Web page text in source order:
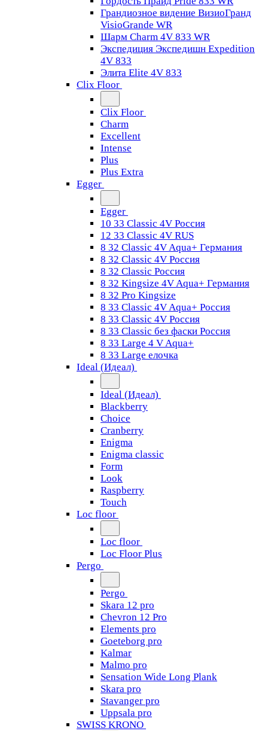
Грандиозное видение ВизиоГранд
VisioGrande WR
Шарм Charm 4V 833 WR
Экспедиция Экспедишн Expedition
4V 833
Элита Elite 4V 833
Clix Floor
Clix Floor
Charm
Excellent
Intense
Plus
Plus Extra
Egger
Egger
10 33 Classic 4V Россия
12 33 Classic 4V RUS
8 32 Classic 4V Aqua+ Германия
8 32 Classic 4V Россия
8 32 Classic Россия
8 32 Kingsize 4V Aqua+ Германия
8 32 Pro Kingsize
8 33 Classic 4V Aqua+ Россия
8 33 Classic 4V Россия
8 33 Classic без фаски Россия
8 33 Large 4 V Aqua+
8 33 Large елочка
Ideal (Идеал)
Ideal (Идеал)
Blackberry
Choice
Cranberry
Enigma
Enigma classic
Form
Look
Raspberry
Touch
Loc floor
Loc floor
Loc Floor Plus
Pergo
Pergo
Skara 12 pro
Chevron 12 Pro
Elements pro
Goeteborg pro
Kalmar
Malmo pro
Sensation Wide Long Plank
Skara pro
Stavanger pro
Uppsala pro
SWISS KRONO